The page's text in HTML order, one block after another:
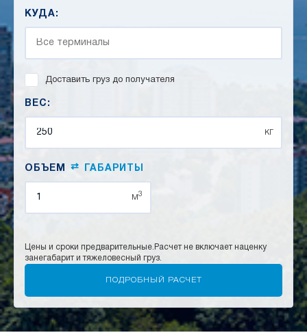
КУДА:
Доставить груз до получателя
ВЕС:
кг
ОБЪЕМ ⇄ ГАБАРИТЫ
м3
Цены и сроки предварительные. Расчет не включает наценку
занегабарит и тяжеловесный груз.